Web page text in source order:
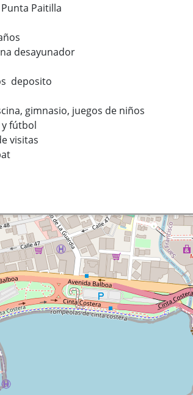
Paitilla
desayunador
deposito
gimnasio, juegos de niños
y fútbol
visitas